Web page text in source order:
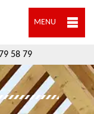
MENU
58 79